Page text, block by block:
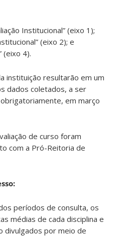
Institucional” (eixo 1);
(eixo 2); e
(eixo 4).
instituição resultarão em um
dados coletados, a ser
obrigatoriamente, em março
de curso foram
com a Pró-Reitoria de
períodos de consulta, os
médias de cada disciplina e
divulgados por meio de